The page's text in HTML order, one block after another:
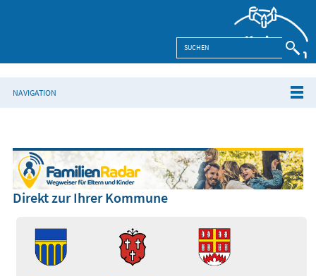
NAVIGATION
Direkt zur Ihrer Kommune